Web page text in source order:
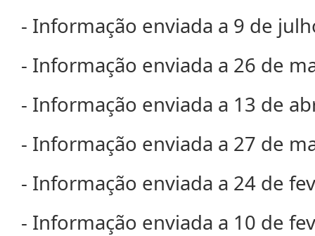
- Informação enviada a 9 de
- Informação enviada a 26 de
- Informação enviada a 13 de
- Informação enviada a 27 de
- Informação enviada a 24 de
- Informação enviada a 10 de